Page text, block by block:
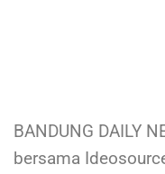
BANDUNG DAILY
bersama